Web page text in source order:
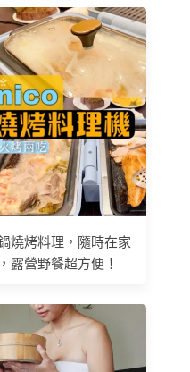
燒烤料理，隨時在家
露營野餐超方便！